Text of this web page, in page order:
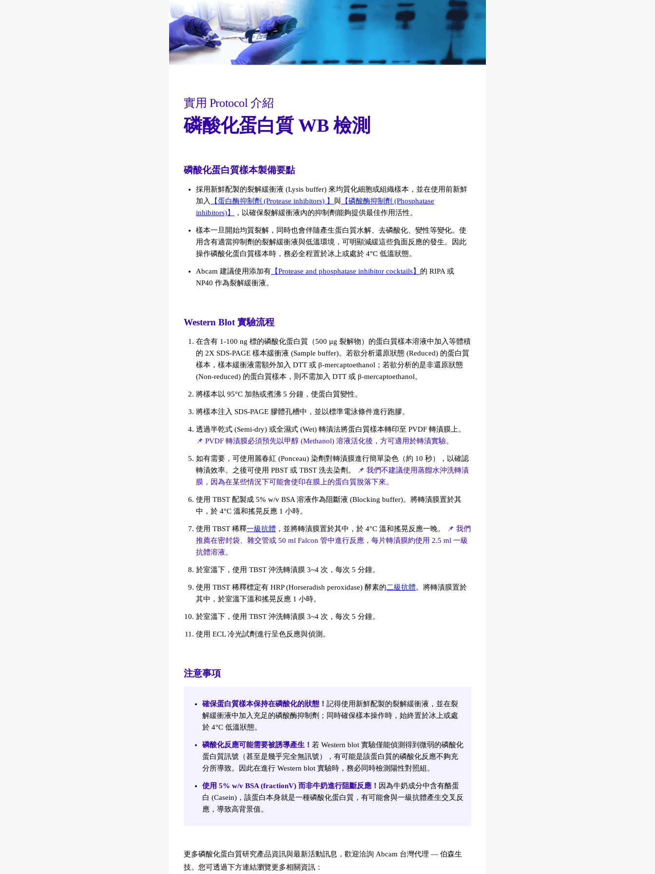
實用 Protocol 介紹
磷酸化蛋白質 WB 檢測
磷酸化蛋白質樣本製備要點
採用新鮮配製的裂解緩衝液 (Lysis buffer) 來均質化細胞或組織樣本，並在使用前新鮮
加入
【蛋白酶抑制劑 (Protease inhibitors) 】 與 【磷酸酶抑制劑 (Phosphatase
inhibitors)】
，以確保裂解緩衝液內的抑制劑能夠提供最佳作用活性。
樣本一旦開始均質裂解，同時也會伴隨產生蛋白質水解、去磷酸化、變性等變化。使
用含有適當抑制劑的裂解緩衝液與低溫環境，可明顯減緩這些負面反應的發生。因此
操作磷酸化蛋白質樣本時，務必全程置於冰上或處於 4°C 低溫狀態。
Abcam 建議使用添加有 【Protease and phosphatase inhibitor cocktails】 的 RIPA 或
NP40 作為裂解緩衝液。
Western Blot 實驗流程
在含有 1-100 ng 標的磷酸化蛋白質（500 µg 裂解物）的蛋白質樣本溶液中加入等體積
的 2X SDS-PAGE 樣本緩衝液 (Sample buffer)。若欲分析還原狀態 (Reduced) 的蛋白質
樣本，樣本緩衝液需額外加入 DTT 或 β-mercaptoethanol；若欲分析的是非還原狀態
(Non-reduced) 的蛋白質樣本，則不需加入 DTT 或 β-mercaptoethanol。
將樣本以 95°C 加熱或煮沸 5 分鐘，使蛋白質變性。
將樣本注入 SDS-PAGE 膠體孔槽中，並以標準電泳條件進行跑膠。
透過半乾式 (Semi-dry) 或全濕式 (Wet) 轉漬法將蛋白質樣本轉印至 PVDF 轉漬膜上。
📌 PVDF 轉漬膜必須預先以甲醇 (Methanol) 溶液活化後，方可適用於轉漬實驗。
如有需要，可使用麗春紅 (Ponceau) 染劑對轉漬膜進行簡單染色（約 10 秒），以確認
轉漬效率。之後可使用 PBST 或 TBST 洗去染劑。
📌 我們不建議使用蒸餾水沖洗轉漬
膜，因為在某些情況下可能會使印在膜上的蛋白質脫落下來。
使用 TBST 配製成 5% w/v BSA 溶液作為阻斷液 (Blocking buffer)。將轉漬膜置於其
中，於 4°C 溫和搖晃反應 1 小時。
使用 TBST 稀釋一級抗體 ，並將轉漬膜置於其中，於 4°C 溫和搖晃反應一晚。
📌 我們
推薦在密封袋、雜交管或 50 ml Falcon 管中進行反應，每片轉漬膜約使用 2.5 ml 一級
抗體溶液。
於室溫下，使用 TBST 沖洗轉漬膜 3~4 次，每次 5 分鐘。
使用 TBST 稀釋標定有 HRP (Horseradish peroxidase) 酵素的二級抗體。將轉漬膜置於
其中，於室溫下溫和搖晃反應 1 小時。
於室溫下，使用 TBST 沖洗轉漬膜 3~4 次，每次 5 分鐘。
使用 ECL 冷光試劑進行呈色反應與偵測。
注意事項
確保蛋白質樣本保持在磷酸化的狀態！ 記得使用新鮮配製的裂解緩衝液，並在裂
解緩衝液中加入充足的磷酸酶抑制劑；同時確保樣本操作時，始終置於冰上或處
於 4°C 低溫狀態。
磷酸化反應可能需要被誘導產生！ 若 Western blot 實驗僅能偵測得到微弱的磷酸化
蛋白質訊號（甚至是幾乎完全無訊號），有可能是該蛋白質的磷酸化反應不夠充
分所導致。因此在進行 Western blot 實驗時，務必同時檢測陽性對照組。
使用 5% w/v BSA (fractionV) 而非牛奶進行阻斷反應！ 因為牛奶成分中含有酪蛋
白 (Casein)，該蛋白本身就是一種磷酸化蛋白質，有可能會與一級抗體產生交叉反
應，導致高背景值。
更多磷酸化蛋白質研究產品資訊與最新活動訊息，歡迎洽詢 Abcam 台灣代理 — 伯森生
技。您可透過下方連結瀏覽更多相關資訊：